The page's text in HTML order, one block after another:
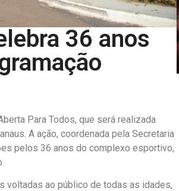
36 anos
Para Todos, que será realizada
A ação, coordenada pela Secretaria
pelos 36 anos do complexo esportivo,
voltadas ao público de todas as idades,